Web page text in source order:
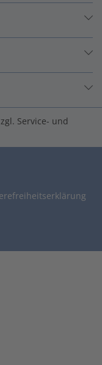
Service- und